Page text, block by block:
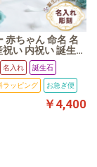
赤ちゃん 命名 名
い 内祝い 誕生石
ー フォトフレー
真Ｌ版 ヨコ平
名入れ 誕生石
ラッピング お急ぎ便
￥4,400